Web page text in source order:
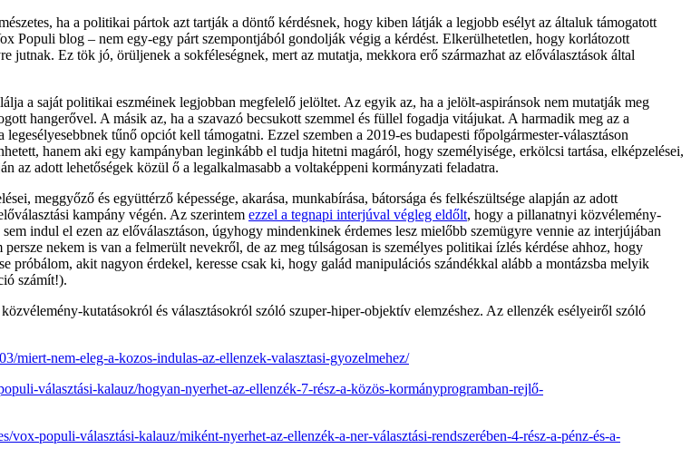
ha a politikai pártok azt tartják a döntő kérdésnek, hogy kiben látják a legjobb esélyt az általuk támogatott
Populi blog – nem egy-egy párt szempontjából gondolják végig a kérdést. Elkerülhetetlen, hogy korlátozott
Ez tök jó, örüljenek a sokféleségnek, mert az mutatja, mekkora erő származhat az előválasztások által
a saját politikai eszméinek legjobban megfelelő jelöltet. Az egyik az, ha a jelölt-aspiránsok nem mutatják meg
hangerővel. A másik az, ha a szavazó becsukott szemmel és füllel fogadja vitájukat. A harmadik meg az a
tűnő opciót kell támogatni. Ezzel szemben a 2019-es budapesti főpolgármester-választáson
hanem aki egy kampányban leginkább el tudja hitetni magáról, hogy személyisége, erkölcsi tartása, elképzelései,
az adott lehetőségek közül ő a legalkalmasabb a voltaképpeni kormányzati feladatra.
meggyőző és együttérző képessége, akarása, munkabírása, bátorsága és felkészültsége alapján az adott
kampány végén. Az szerintem ezzel a tegnapi interjúval végleg eldőlt, hogy a pillanatnyi közvélemény-
indul el ezen az előválasztáson, úgyhogy mindenkinek érdemes lesz mielőbb szemügyre vennie az interjújában
nekem is van a felmerült nevekről, de az meg túlságosan is személyes politikai ízlés kérdése ahhoz, hogy
akit nagyon érdekel, keresse csak ki, hogy galád manipulációs szándékkal alább a montázsba melyik
számít!).
kutatásokról és választásokról szóló szuper-hiper-objektív elemzéshez. Az ellenzék esélyeiről szóló
miert-nem-eleg-a-kozos-indulas-az-ellenzek-valasztasi-gyozelmehez/
választási-kalauz/hogyan-nyerhet-az-ellenzék-7-rész-a-közös-kormányprogramban-rejlő-
vox-populi-választási-kalauz/miként-nyerhet-az-ellenzék-a-ner-választási-rendszerében-4-rész-a-pénz-és-a-